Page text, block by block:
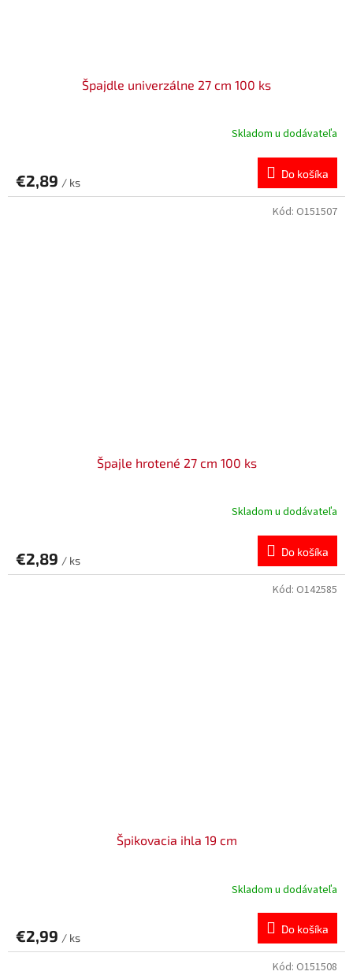
Špajdle univerzálne 27 cm 100 ks
Skladom u dodávateľa
€2,89 / ks
Do košíka
Špajle hrotené 27 cm 100 ks
Skladom u dodávateľa
€2,89 / ks
Do košíka
Kód: O151507
Špikovacia ihla 19 cm
Skladom u dodávateľa
€2,99 / ks
Do košíka
Kód: O142585
Kód: O151508